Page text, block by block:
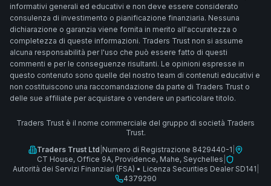
informativi generali ed educativi e non deve essere considerato
consulenza di investimento o pianificazione finanziaria. Nessuna
dichiarazione o garanzia viene fornita in merito all'accuratezza o
completezza di queste informazioni. Traders Trust non si assume
alcuna responsabilità per l'uso che può essere fatto di questi
commenti e per le conseguenze risultanti. Le opinioni espresse in
questo contenuto sono quelle del nostro team di contenuti educativi e
non costituiscono una raccomandazione da parte di Traders Trust o
delle sue affiliate per acquistare o vendere un particolare titolo.
Traders Trust è il nome commerciale del gruppo di società Traders
Trust.
Traders Trust Ltd Numero di Registrazione 8429440-1
CT House, Office 9A, Providence, Mahe, Seychelles
Autorità dei Servizi Finanziari (FSA) • Licenza Securities Dealer SD141
4379290